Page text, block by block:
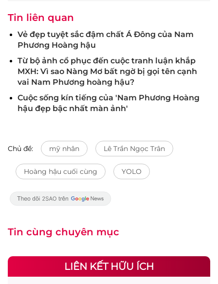
Tin liên quan
Vẻ đẹp tuyệt sắc đậm chất Á Đông của Nam
Phương Hoàng hậu
Từ bộ ảnh cổ phục đến cuộc tranh luận khắp
MXH: Vì sao Nàng Mơ bất ngờ bị gọi tên cạnh
vai Nam Phương hoàng hậu?
Cuộc sống kín tiếng của 'Nam Phương Hoàng
hậu đẹp bậc nhất màn ảnh'
Chủ đề: mỹ nhân Lê Trần Ngọc Trân
Hoàng hậu cuối cùng YOLO
Tin cùng chuyên mục
LIÊN KẾT HỮU ÍCH